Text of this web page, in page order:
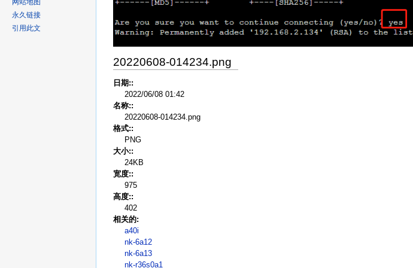
20220608-014234.png
日期::
2022/06/08 01:42
名称::
20220608-014234.png
格式::
PNG
大小::
24KB
宽度::
975
高度::
402
相关的:
a40i
nk-6a12
nk-6a13
nk-r36s0a1
永久链接
引用此文